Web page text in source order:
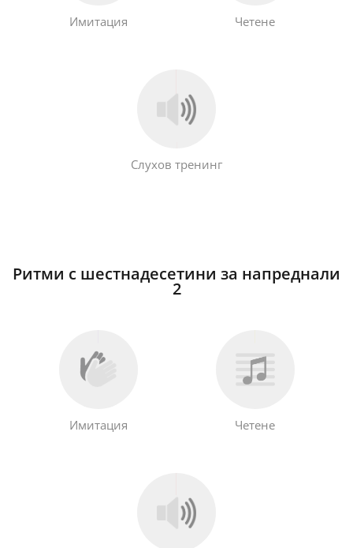
Имитация Четене
Слухов тренинг
Ритми с шестнадесетини за напреднали
2
Имитация Четене